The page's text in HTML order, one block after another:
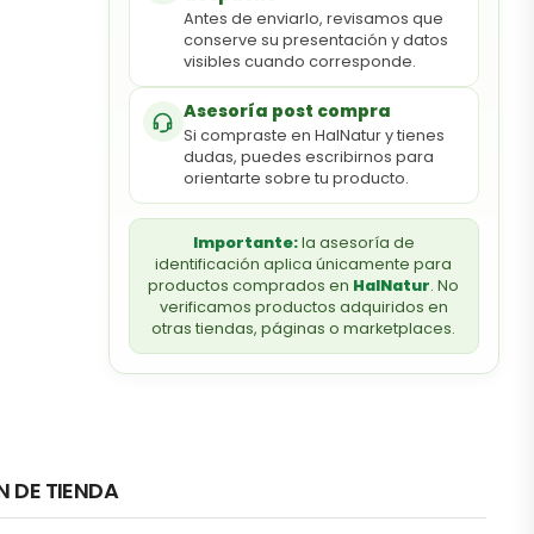
Antes de enviarlo, revisamos que
conserve su presentación y datos
visibles cuando corresponde.
Asesoría post compra
Si compraste en HalNatur y tienes
dudas, puedes escribirnos para
orientarte sobre tu producto.
Importante:la asesoría de
identificación aplica únicamente para
productos comprados en HalNatur. No
verificamos productos adquiridos en
otras tiendas, páginas o marketplaces.
DE TIENDA